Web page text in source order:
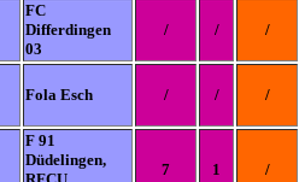
FC
Differdingen
03
/ / /
Fola Esch / / /
F 91
Düdelingen,
7 1 /